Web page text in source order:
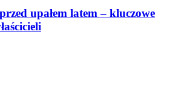
upałem latem – kluczowe